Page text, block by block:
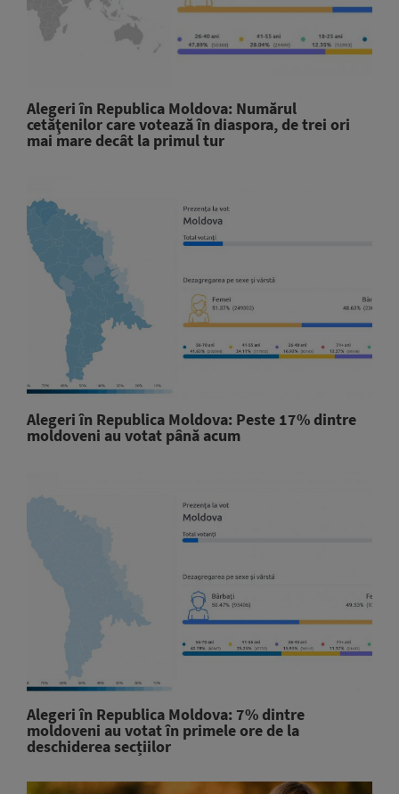
Alegeri în Republica Moldova: Numărul
cetăţenilor care votează în diaspora, de trei ori
mai mare decât la primul tur
Alegeri în Republica Moldova: Peste 17% dintre
moldoveni au votat până acum
Alegeri în Republica Moldova: 7% dintre
moldoveni au votat în primele ore de la
deschiderea secțiilor